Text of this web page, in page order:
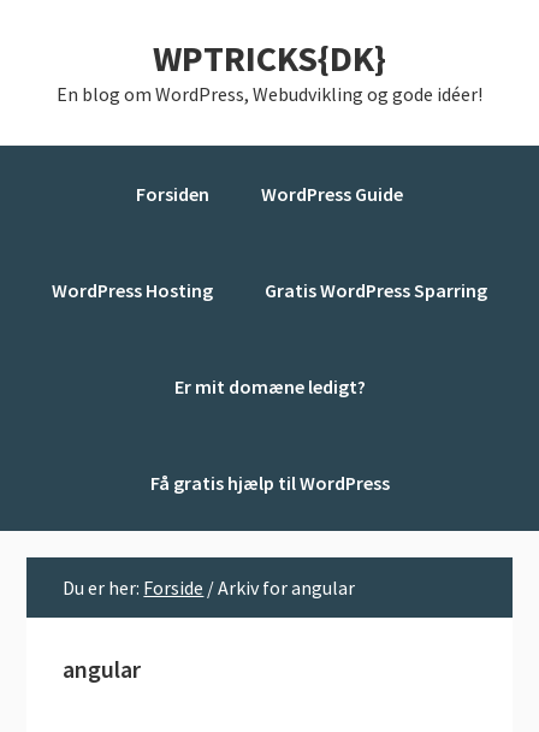
indhold
WPTRICKS{DK}
En blog om WordPress, Webudvikling og gode idéer!
Forsiden WordPress Guide
WordPress Hosting Gratis WordPress Sparring
Er mit domæne ledigt?
Få gratis hjælp til WordPress
Du er her: Forside /Arkiv for angular
angular